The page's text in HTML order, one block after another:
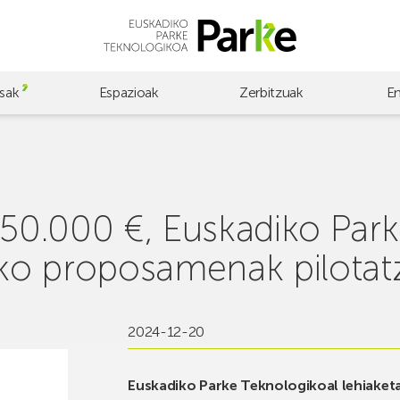
Espazioak Zerbitzuak
€, Euskadiko
proposamenak
2024-12-20
Euskadiko Parke Teknologikoal